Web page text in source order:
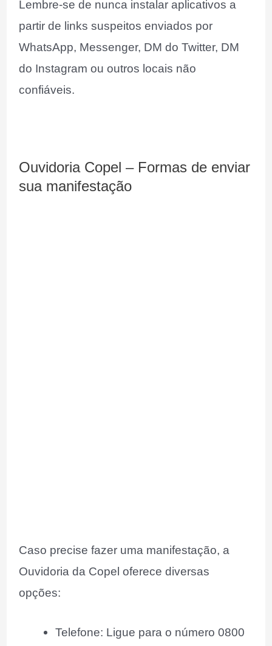
Lembre-se de nunca instalar aplicativos a
partir de links suspeitos enviados por
WhatsApp, Messenger, DM do Twitter, DM
do Instagram ou outros locais não
confiáveis.
Ouvidoria Copel – Formas de enviar
sua manifestação
Caso precise fazer uma manifestação, a
Ouvidoria da Copel oferece diversas
opções:
Telefone: Ligue para o número 0800